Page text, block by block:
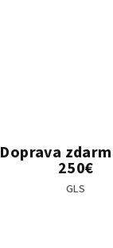
Doprava
250€
GLS